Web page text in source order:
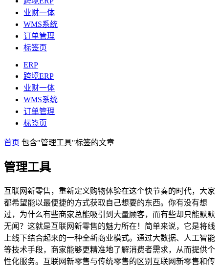
业财一体
WMS系统
订单管理
标签页
ERP
跨境ERP
业财一体
WMS系统
订单管理
标签页
首页 包含"管理工具"标签的文章
管理工具
互联网新零售，重新定义购物体验在这个快节奏的时代，大家
都希望能以最便捷的方式获取自己想要的东西。你有没有想
过，为什么有些商家总能吸引到大量顾客，而有些却只能默默
无闻？这就是互联网新零售的魅力所在！简单来说，它是将线
上线下结合起来的一种全新商业模式。通过大数据、人工智能
等技术手段，商家能够更精准地了解消费者需求，从而提供个
性化服务。互联网新零售与传统零售的区别互联网新零售和传